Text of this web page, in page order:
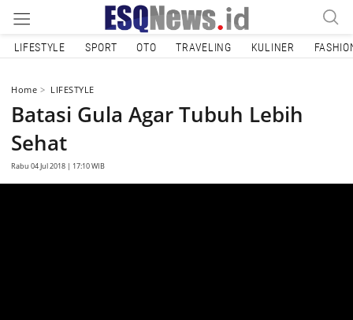
LIFESTYLE SPORT OTO TRAVELING KULINER
Home LIFESTYLE
Batasi Gula Agar Tubuh Lebih
Sehat
Rabu 04 Jul 2018 | 17:10 WIB